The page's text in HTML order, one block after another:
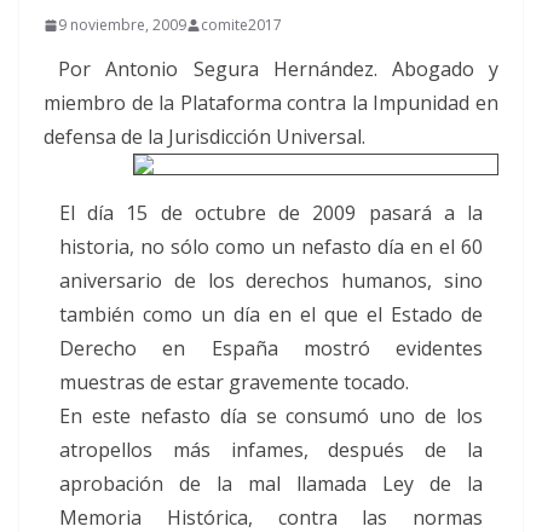
9 noviembre, 2009 comite2017
Por Antonio Segura Hernández. Abogado y
miembro de la Plataforma contra la Impunidad en
defensa de la Jurisdicción Universal.
El día 15 de octubre de 2009 pasará a la
historia, no sólo como un nefasto día en el 60
aniversario de los derechos humanos, sino
también como un día en el que el Estado de
Derecho en España mostró evidentes
muestras de estar gravemente tocado.
En este nefasto día se consumó uno de los
atropellos más infames, después de la
aprobación de la mal llamada Ley de la
Memoria Histórica, contra las normas